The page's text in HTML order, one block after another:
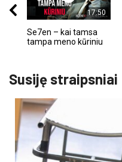
17:50
Se7en – kai tamsa
tampa meno kūriniu
Susiję straipsniai